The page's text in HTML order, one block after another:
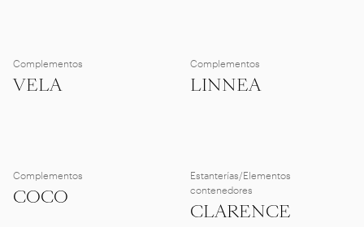
Complementos
VELA
Complementos
LINNEA
Complementos
COCO
Estanterías/Elementos
contenedores
CLARENCE